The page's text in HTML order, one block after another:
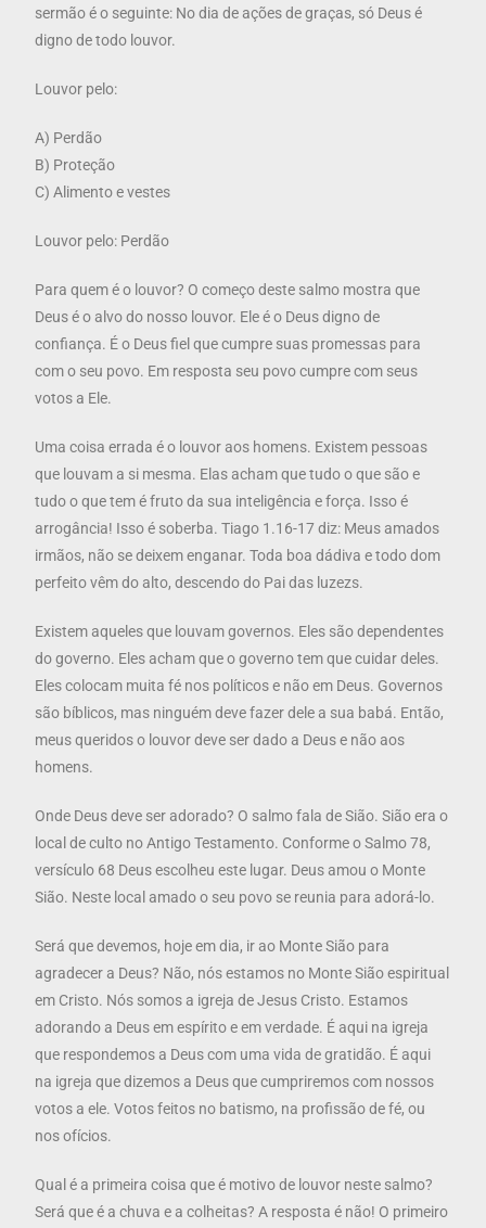
sermão é o seguinte: No dia de ações de graças, só Deus é
digno de todo louvor.
Louvor pelo:
A) Perdão
B) Proteção
C) Alimento e vestes
Louvor pelo: Perdão
Para quem é o louvor? O começo deste salmo mostra que
Deus é o alvo do nosso louvor. Ele é o Deus digno de
confiança. É o Deus fiel que cumpre suas promessas para
com o seu povo. Em resposta seu povo cumpre com seus
votos a Ele.
Uma coisa errada é o louvor aos homens. Existem pessoas
que louvam a si mesma. Elas acham que tudo o que são e
tudo o que tem é fruto da sua inteligência e força. Isso é
arrogância! Isso é soberba. Tiago 1.16-17 diz: Meus amados
irmãos, não se deixem enganar. Toda boa dádiva e todo dom
perfeito vêm do alto, descendo do Pai das luzezs.
Existem aqueles que louvam governos. Eles são dependentes
do governo. Eles acham que o governo tem que cuidar deles.
Eles colocam muita fé nos políticos e não em Deus. Governos
são bíblicos, mas ninguém deve fazer dele a sua babá. Então,
meus queridos o louvor deve ser dado a Deus e não aos
homens.
Onde Deus deve ser adorado? O salmo fala de Sião. Sião era o
local de culto no Antigo Testamento. Conforme o Salmo 78,
versículo 68 Deus escolheu este lugar. Deus amou o Monte
Sião. Neste local amado o seu povo se reunia para adorá-lo.
Será que devemos, hoje em dia, ir ao Monte Sião para
agradecer a Deus? Não, nós estamos no Monte Sião espiritual
em Cristo. Nós somos a igreja de Jesus Cristo. Estamos
adorando a Deus em espírito e em verdade. É aqui na igreja
que respondemos a Deus com uma vida de gratidão. É aqui
na igreja que dizemos a Deus que cumpriremos com nossos
votos a ele. Votos feitos no batismo, na profissão de fé, ou
nos ofícios.
Qual é a primeira coisa que é motivo de louvor neste salmo?
Será que é a chuva e a colheitas? A resposta é não! O primeiro